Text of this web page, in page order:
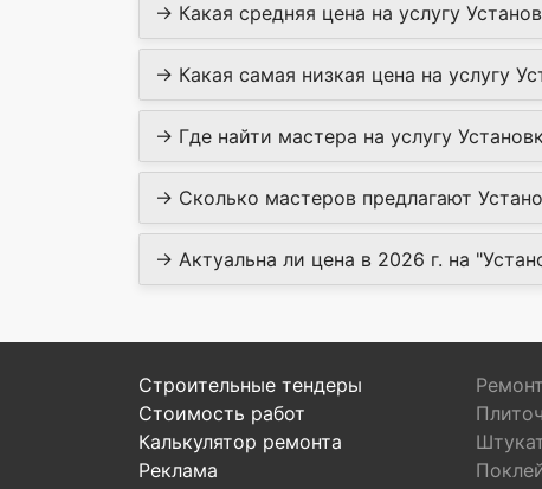
→ Какая средняя цена на услугу
→ Какая самая низкая цена на услугу
→ Где найти мастера на услугу
→ Сколько мастеров предлагают
→ Актуальна ли цена в 2026 г. на
Строительные тендеры
Стоимость работ
Калькулятор ремонта
Реклама